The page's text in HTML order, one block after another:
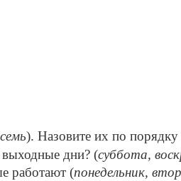
семь). Назовите их по порядку
выходные дни? (суббота,
работают (понедельник,